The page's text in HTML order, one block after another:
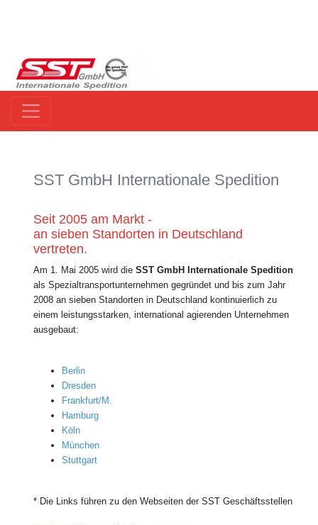
SST GmbH Internationale Spedition
Seit 2005 am Markt -
an sieben Standorten in Deutschland
vertreten.
Am 1. Mai 2005 wird die SST GmbH Internationale Spedition
als Spezialtransportunternehmen gegründet und bis zum Jahr
2008 an sieben Standorten in Deutschland kontinuierlich zu
einem leistungsstarken, international agierenden Unternehmen
ausgebaut:
Berlin
Dresden
Frankfurt/M.
Hamburg
Köln
München
Stuttgart
* Die Links führen zu den Webseiten der SST Geschäftsstellen